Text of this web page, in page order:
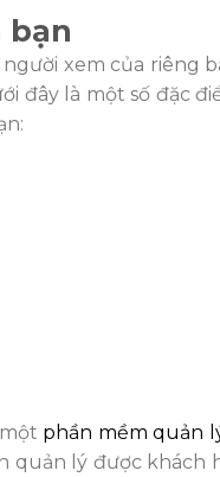
bạn
người xem của riêng
ới đây là một số đặc đi
phần mềm quản
quản lý được khách